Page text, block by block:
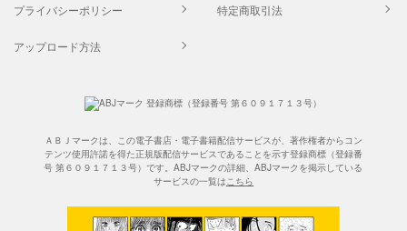
プライバシーポリシー 特定商取引法
アップロード方法
ＡＢＪマークは、この電子書店・電子書籍配信サービスが、著作権者からコン
テンツ使用許諾を得た正規版配信サービスであることを示す登録商標（登録番
号 第６０９１７１３号）です。ABJマークの詳細、ABJマークを掲示している
サービスの一覧はこちら